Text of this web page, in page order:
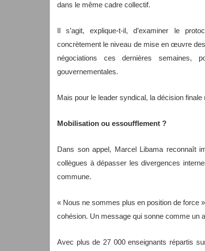
dans le même cadre collectif.
Il s’agit, explique-t-il, d’examiner le
concrètement le niveau de mise en œuvre
négociations ces dernières semaines,
gouvernementales.
Mais pour le leader syndical, la décision
Mobilisation ou essoufflement ?
Dans son appel, Marcel Libama reconnaît
collègues à dépasser les divergences
commune.
« Nous ne sommes plus en position de force
cohésion. Un message qui sonne comme un
Avec plus de 27 000 enseignants répartis